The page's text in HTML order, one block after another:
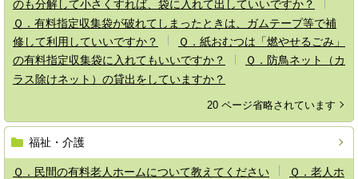
のも分解して小さくすれば、袋に入れて出していいですか？
Ｑ．有料指定収集袋が破れてしまったときは、ガムテープ等で補
修して利用していいですか？
Ｑ．紙おむつは「燃やせるごみ」
の有料指定収集袋に入れてもいいですか？
Ｑ．防鳥ネット（カ
ラス除けネット）の貸出をしていますか？
20 ページ省略されています
福祉・介護
Ｑ．民間の有料老人ホームについて教えてください
Ｑ．老人ホ